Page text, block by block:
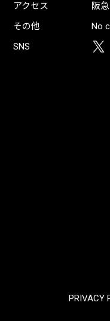
アクセス
阪
その他
No
SNS
PRIVACY